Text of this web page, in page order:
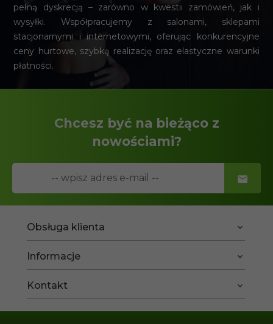
pełną dyskrecją – zarówno w kwestii zamówień, jak i
wysyłki. Współpracujemy z salonami, sklepami
stacjonarnymi i internetowymi, oferując konkurencyjne
ceny hurtowe, szybką realizację oraz elastyczne warunki
płatności.
Chcesz być na bieżąco z
nowościami?
Obsługa klienta
Informacje
Kontakt